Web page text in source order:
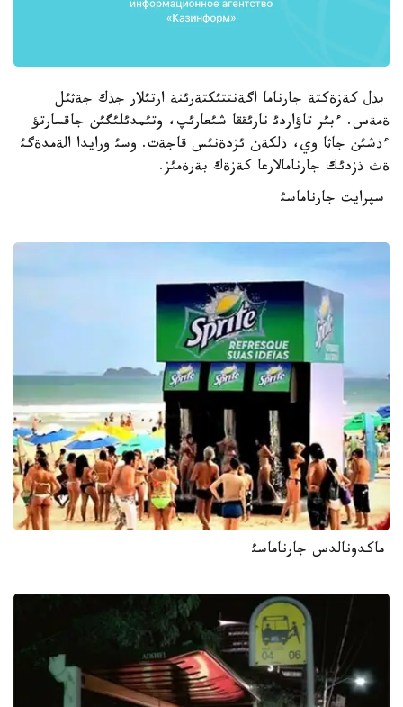
بذل كةزةكتة جارناما اگةنتتئكتةرئنة ارتئلار جذك جةثئل
ةمةس. ءبئر تاؤاردئ نارئققا شئعارئپ، وتئمدئلئگئن جاقسارتؤ
ءذشئن جاثا وي، ذلكةن ئزدةنئس قاجةت. وسئ ورايدا الةمدةگئ
ةث ذزدئك جارنامالارعا كةزةك بةرةمئز.
سپرايت جارناماسئ
ماكدونالدس جارناماسئ